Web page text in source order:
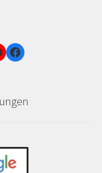
Facebook